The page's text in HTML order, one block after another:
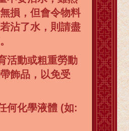
損，但會令物料
沾了水，則請盡
活動或粗重勞動
飾品，以免受
何化學液體 (如: